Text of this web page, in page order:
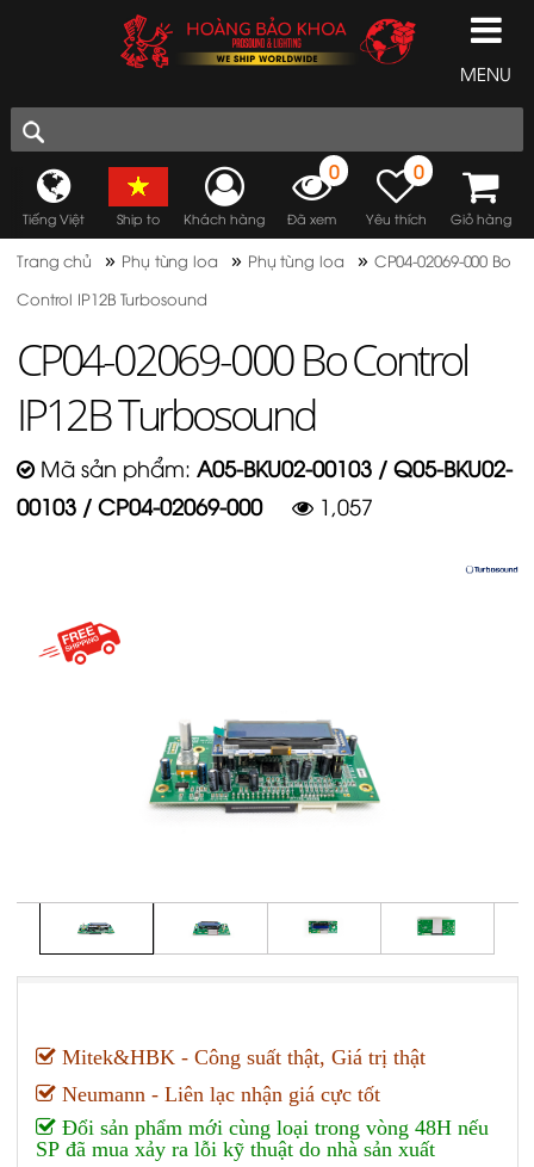
MENU
Tiếng Việt Ship to Khách hàng
0
Đã xem
0
Yêu thích Giỏ hàng
Trang chủ » Phụ tùng loa » Phụ tùng loa » CP04-02069-000 Bo
Control IP12B Turbosound
CP04-02069-000 Bo Control
IP12B Turbosound
Mã sản phẩm: A05-BKU02-00103 / Q05-BKU02-
00103 / CP04-02069-000
1,057
Mitek&HBK - Công suất thật, Giá trị thật
Neumann - Liên lạc nhận giá cực tốt
Đổi sản phẩm mới cùng loại trong vòng 48H nếu
SP đã mua xảy ra lỗi kỹ thuật do nhà sản xuất